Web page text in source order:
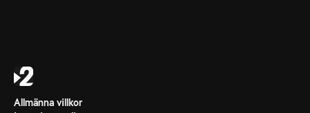
Allmänna villkor